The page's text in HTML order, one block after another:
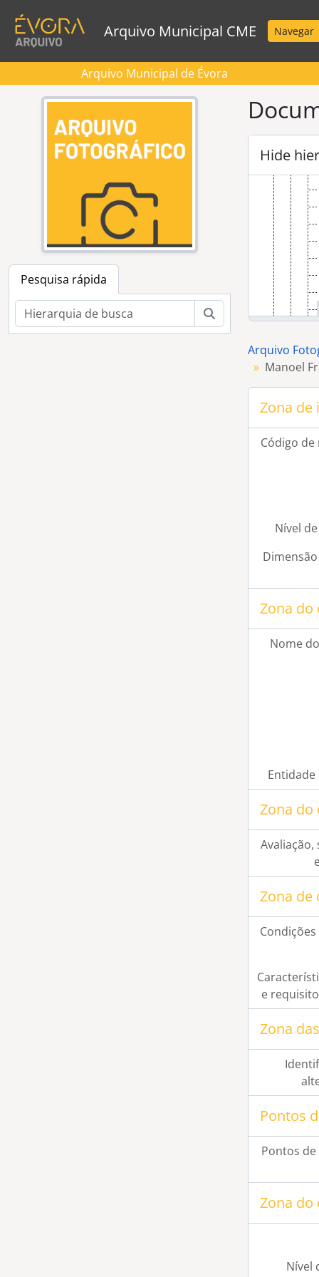
Arquivo Municipal CME Navegar
Arquivo Municipal de Évora
Pesquisa rápida
Pesquisar
Hide
Arquivo
Manoel
Zona de
Código
Nível
Zona do
Nome
Zona do
Avaliação,
Zona de
e
Zona
Pontos
Pontos de
Zona do
Nível